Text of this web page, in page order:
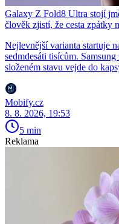
Galaxy Z Fold8 Ultra stojí
člověk zjistí, že cesta zpátky
Nejlevnější varianta startuje
sedmdesáti tisícům.
složeném stavu vejde do
Mobify.cz
8. 8. 2026, 19:53
5 min
Reklama